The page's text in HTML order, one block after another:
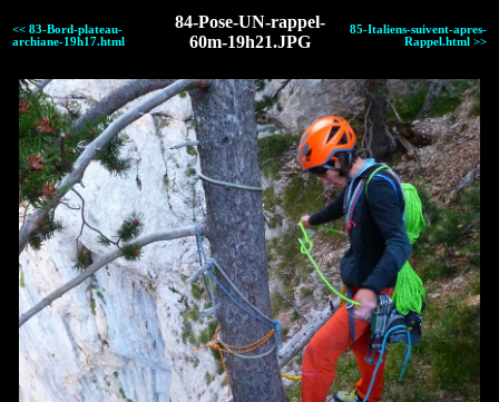
<< 83-Bord-plateau-
archiane-19h17.html
84-Pose-UN-rappel-
60m-19h21.JPG
85-Italiens-suivent-apres-
Rappel.html >>